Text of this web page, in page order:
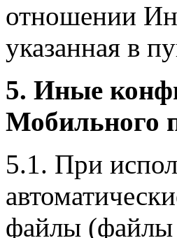
отношении
указанная в
5. Иные
Мобильного
5.1. При
файлы (файлы